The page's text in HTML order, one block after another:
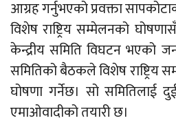
आग्रह गर्नुभएको प्रवक्ता
विशेष राष्ट्रिय सम्मेलनको
केन्द्रीय समिति विघटन भएको
समितिको बैठकले विशेष
घोषणा गर्नेछ। सो समितिलाई
एमाओवादीको तयारी छ।